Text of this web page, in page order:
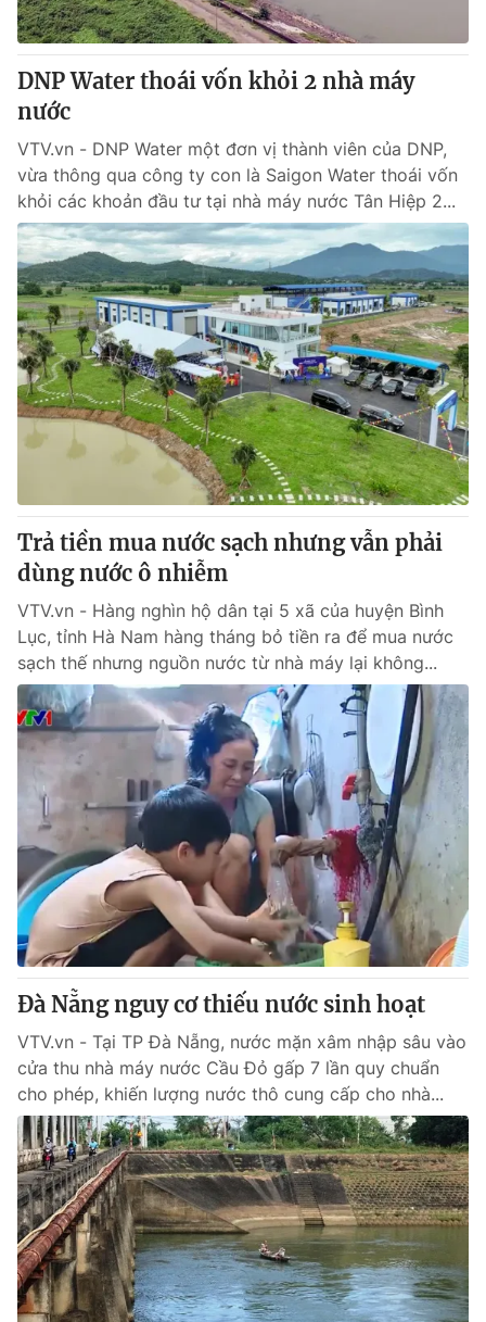
DNP Water thoái vốn khỏi 2 nhà máy
nước
VTV.vn - DNP Water một đơn vị thành viên của DNP,
vừa thông qua công ty con là Saigon Water thoái vốn
khỏi các khoản đầu tư tại nhà máy nước Tân Hiệp 2...
Trả tiền mua nước sạch nhưng vẫn phải
dùng nước ô nhiễm
VTV.vn - Hàng nghìn hộ dân tại 5 xã của huyện Bình
Lục, tỉnh Hà Nam hàng tháng bỏ tiền ra để mua nước
sạch thế nhưng nguồn nước từ nhà máy lại không...
Đà Nẵng nguy cơ thiếu nước sinh hoạt
VTV.vn - Tại TP Đà Nẵng, nước mặn xâm nhập sâu vào
cửa thu nhà máy nước Cầu Đỏ gấp 7 lần quy chuẩn
cho phép, khiến lượng nước thô cung cấp cho nhà...